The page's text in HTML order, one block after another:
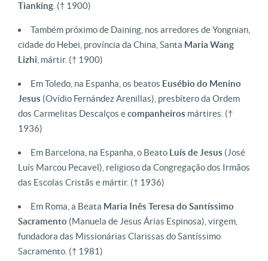
Tianking . († 1900)
Também próximo de Daining, nos arredores de Yongnian,
cidade do Hebei, província da China, Santa Maria Wang
Lizhi , mártir. († 1900)
Em Toledo, na Espanha, os beatos Eusébio do Menino
Jesus (Ovídio Fernández Arenillas), presbítero da Ordem
dos Carmelitas Descalços ecompanheiros mártires. (†
1936)
Em Barcelona, na Espanha, o Beato Luís de Jesus (José
Luís Marcou Pecavel), religioso da Congregação dos Irmãos
das Escolas Cristãs e mártir. († 1936)
Em Roma, a Beata Maria Inês Teresa do Santíssimo
Sacramento (Manuela de Jesus Árias Espinosa), virgem,
fundadora das Missionárias Clarissas do Santíssimo
Sacramento. († 1981)